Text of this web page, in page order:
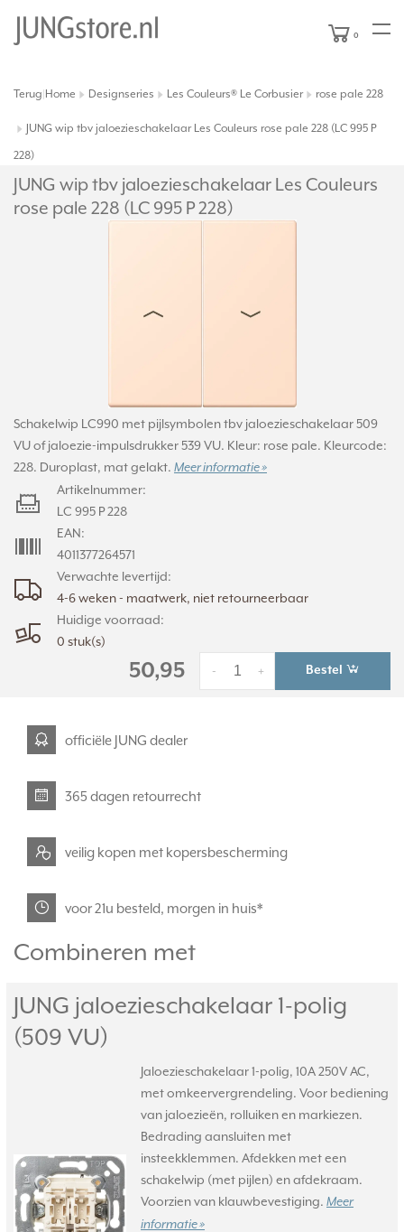
0
Terug Home Designseries Les Couleurs® Le Corbusier rose pale 228
JUNG wip tbv jaloezieschakelaar Les Couleurs rose pale 228 (LC 995 P
228)
JUNG wip tbv jaloezieschakelaar Les Couleurs
rose pale 228 (LC 995 P 228)
Schakelwip LC990 met pijlsymbolen tbv jaloezieschakelaar 509
VU of jaloezie-impulsdrukker 539 VU. Kleur: rose pale. Kleurcode:
228. Duroplast, mat gelakt. Meer informatie »
Verwachte levertijd:
4-6 weken - maatwerk, niet retourneerbaar
Huidige voorraad:
0 stuk(s)
Artikelnummer:
LC 995 P 228
EAN:
4011377264571
50,95 +
- Bestel
officiële JUNG dealer
365 dagen retourrecht
veilig kopen met kopersbescherming
voor 21u besteld, morgen in huis*
Combineren met
JUNG jaloezieschakelaar 1-polig
(509 VU)
Jaloezieschakelaar 1-polig, 10A 250V AC,
met omkeervergrendeling. Voor bediening
van jaloezieën, rolluiken en markiezen.
Bedrading aansluiten met
insteekklemmen. Afdekken met een
schakelwip (met pijlen) en afdekraam.
Voorzien van klauwbevestiging. Meer
informatie »